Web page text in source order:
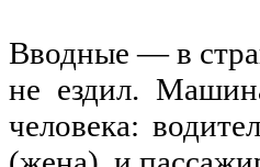
Вводные — в
не ездил.
человека: